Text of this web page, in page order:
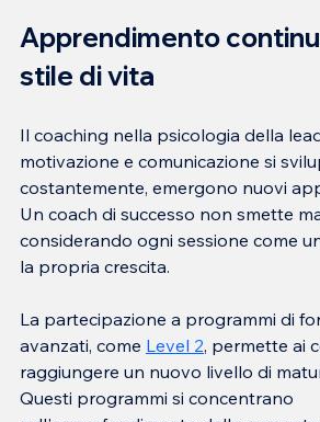
Apprendimento
stile di vita
Il coaching nella psicologia della
motivazione e comunicazione si
costantemente, emergono nuovi
Un coach di successo non smette
considerando ogni sessione come
la propria crescita.
La partecipazione a programmi di
avanzati, come Level 2, permette ai
raggiungere un nuovo livello di
Questi programmi si concentrano